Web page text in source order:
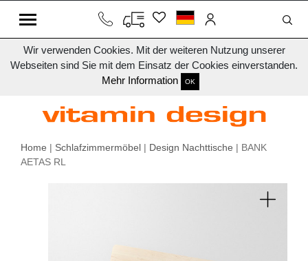
Wir verwenden Cookies. Mit der weiteren Nutzung unserer
Webseiten sind Sie mit dem Einsatz der Cookies einverstanden.
Mehr Information
OK
Home | Schlafzimmermöbel | Design Nachttische | BANK
AETAS RL